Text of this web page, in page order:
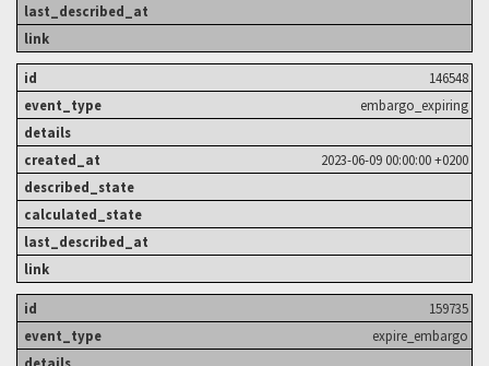
146548
embargo_expiring
2023-06-09 00:00:00 +0200
159735
expire_embargo